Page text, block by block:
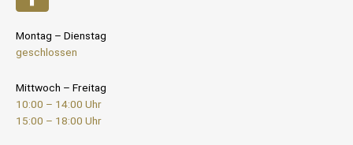
Montag – Dienstag
geschlossen
Mittwoch – Freitag
10:00 – 14:00 Uhr
15:00 – 18:00 Uhr